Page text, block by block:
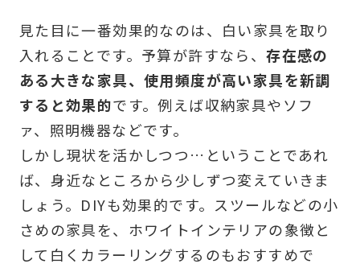
見た目に一番効果的なのは、白い家具を取り
入れることです。予算が許すなら、存在感の
ある大きな家具、使用頻度が高い家具を新調
すると効果的です。例えば収納家具やソフ
ァ、照明機器などです。
しかし現状を活かしつつ…ということであれ
ば、身近なところから少しずつ変えていきま
しょう。DIYも効果的です。スツールなどの小
さめの家具を、ホワイトインテリアの象徴と
して白くカラーリングするのもおすすめで